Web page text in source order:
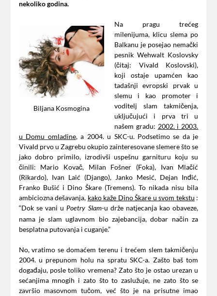
nekoliko godina.
Biljana Kosmogina
Na pragu trećeg
milenijuma, klicu slema po
Balkanu je posejao nemački
pesnik Wehwalt Koslovsky
(čitaj: Vivald Koslovski),
koji ostaje upamćen kao
tadašnji evropski prvak u
slemu i kao promoter i
voditelj slam takmičenja,
uključujući i prva tri u
našem gradu: 2002. i 2003.
u Domu omladine, a 2004. u SKC-u. Podsetimo se da je
Vivald prvo u Zagrebu okupio zainteresovane slemere što se
jako dobro primilo, izrodivši uspešnu garnituru koju su
činili: Mario Kovač, Milan Fošner (Foka), Ivan Mlačić
(Rikardo), Ivan Laić (Django), Janko Mesić, Dejan Inđić,
Franko Bušić i Dino Škare (Tremens). To nikada nisu bila
ambiciozna dešavanja, kako kaže Dino Škare u svom tekstu :
“Dok se vani uPoetry Slam-u drže natjecanja kao obaveze,
nama je slam uglavnom bio zajebancija, dobar način za
besplatna putovanja i cuganje.”
No, vratimo se domaćem terenu i trećem slem takmičenju
2004. u prepunom holu na spratu SKC-a. Zašto baš tom
događaju, posle toliko vremena? Zato što je ostao urezan u
sećanjima mnogih i zato što to zaslužuje, ne zato što se
završio masovnom tučom, već što je na prisutne imao